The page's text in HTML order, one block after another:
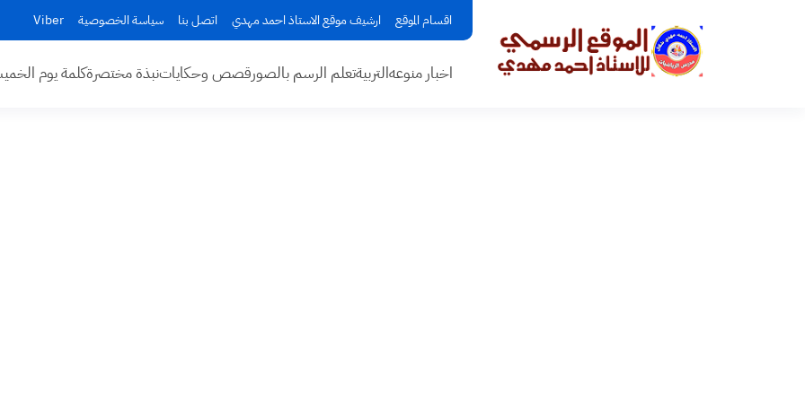
اقسام الموقع ارشيف موقع الاستاذ احمد مهدي اتصل بنا سياسة الخصوصية Viber
اخبار منوعهالتربيةتعلم الرسم بالصورقصص وحكاياتنبذة مختصرةكلمة يوم